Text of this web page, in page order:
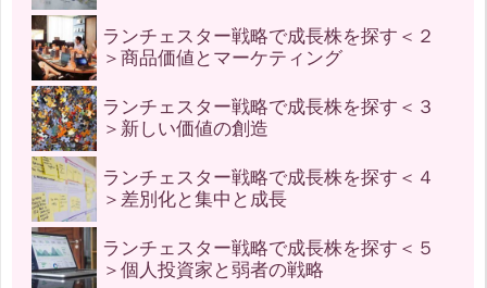
ランチェスター戦略で成長株を探す＜２
＞商品価値とマーケティング
ランチェスター戦略で成長株を探す＜３
＞新しい価値の創造
ランチェスター戦略で成長株を探す＜４
＞差別化と集中と成長
ランチェスター戦略で成長株を探す＜５
＞個人投資家と弱者の戦略